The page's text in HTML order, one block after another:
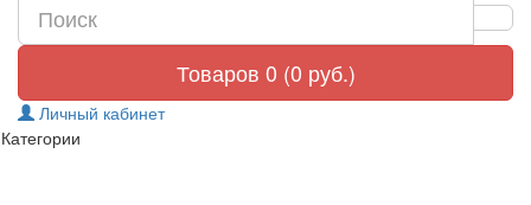
Товаров 0 (0 руб.)
Личный кабинет
Категории